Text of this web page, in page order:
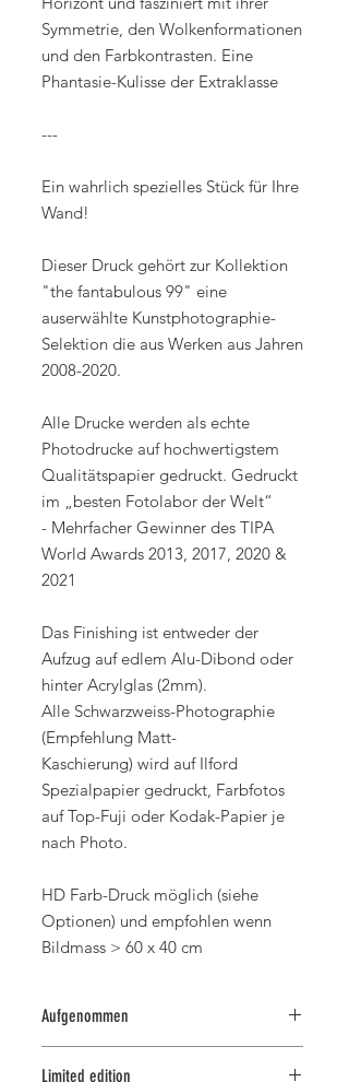
Symmetrie, den Wolkenformationen
und den Farbkontrasten. Eine
Phantasie-Kulisse der Extraklasse
---
Ein wahrlich spezielles Stück für Ihre
Wand!
Dieser Druck gehört zur Kollektion
"the fantabulous 99" eine
auserwählte Kunstphotographie-
Selektion die aus Werken aus Jahren
2008-2020.
Alle Drucke werden als echte
Photodrucke auf hochwertigstem
Qualitätspapier gedruckt. Gedruckt
im „besten Fotolabor der Welt“
- Mehrfacher Gewinner des TIPA
World Awards 2013, 2017, 2020 &
2021
Das Finishing ist entweder der
Aufzug auf edlem Alu-Dibond oder
hinter Acrylglas (2mm).
Alle Schwarzweiss-Photographie
(Empfehlung Matt-
Kaschierung) wird auf Ilford
Spezialpapier gedruckt, Farbfotos
auf Top-Fuji oder Kodak-Papier je
nach Photo.
HD Farb-Druck möglich (siehe
Optionen) und empfohlen wenn
Bildmass > 60 x 40 cm
Aufgenommen
Limited edition